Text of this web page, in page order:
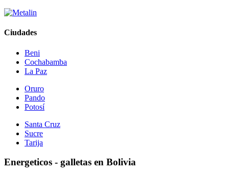
Ciudades
Beni
Cochabamba
La Paz
Oruro
Pando
Potosí
Santa Cruz
Sucre
Tarija
Energeticos - galletas en Bolivia